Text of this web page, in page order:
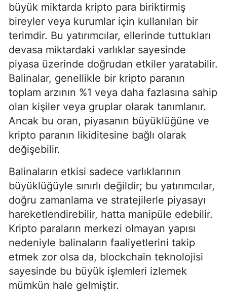
büyük miktarda kripto para biriktirmiş
bireyler veya kurumlar için kullanılan bir
terimdir. Bu yatırımcılar, ellerinde tuttukları
devasa miktardaki varlıklar sayesinde
piyasa üzerinde doğrudan etkiler yaratabilir.
Balinalar, genellikle bir kripto paranın
toplam arzının %1 veya daha fazlasına sahip
olan kişiler veya gruplar olarak tanımlanır.
Ancak bu oran, piyasanın büyüklüğüne ve
kripto paranın likiditesine bağlı olarak
değişebilir.
Balinaların etkisi sadece varlıklarının
büyüklüğüyle sınırlı değildir; bu yatırımcılar,
doğru zamanlama ve stratejilerle piyasayı
hareketlendirebilir, hatta manipüle edebilir.
Kripto paraların merkezi olmayan yapısı
nedeniyle balinaların faaliyetlerini takip
etmek zor olsa da, blockchain teknolojisi
sayesinde bu büyük işlemleri izlemek
mümkün hale gelmiştir.